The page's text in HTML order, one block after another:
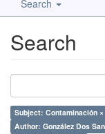
Search
Search
Subject: Contaminación ×
Author: González Dos